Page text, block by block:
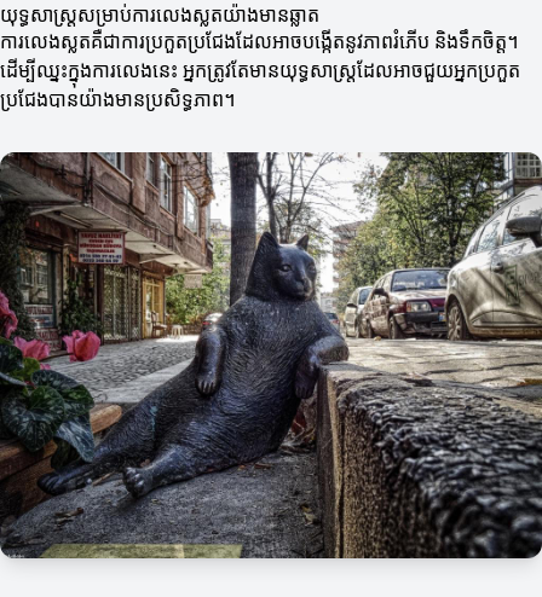
យុទ្ធសាស្ត្រសម្រាប់ការលេងស្លតយ៉ាងមានឆ្លាត
ការលេងស្លតគឺជាការប្រកួតប្រជែងដែលអាចបង្កើតនូវភាពរំភើប និងទឹកចិត្ត។
ដើម្បីឈ្នះក្នុងការលេងនេះ អ្នកត្រូវតែមានយុទ្ធសាស្ត្រដែលអាចជួយអ្នកប្រកួត
ប្រជែងបានយ៉ាងមានប្រសិទ្ធភាព។